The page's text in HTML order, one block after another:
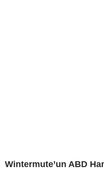
Wintermute’un ABD